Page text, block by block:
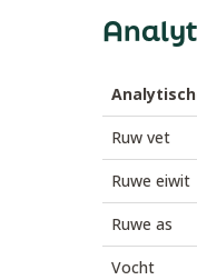
Ruw vet
Ruwe eiwit
Ruwe as
Vocht